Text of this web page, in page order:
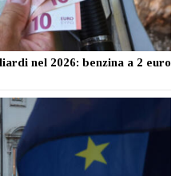
nel 2026: benzina a 2 euro